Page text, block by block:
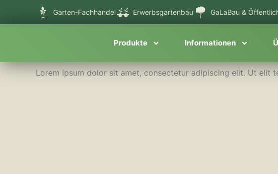
Garten-Fachhandel Erwerbsgartenbau GaLaBau &
Produkte Informationen
Lorem ipsum dolor sit amet, consectetur adipiscing elit. Ut elit